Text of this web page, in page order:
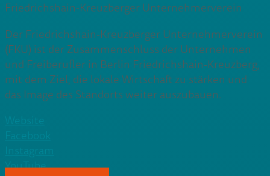
Friedrichshain-Kreuzberger Unternehmerverein
Der Friedrichshain-Kreuzberger Unternehmerverein
(FKU) ist der Zusammenschluss der Unternehmen
und Freiberufler in Berlin Friedrichshain-Kreuzberg,
mit dem Ziel, die lokale Wirtschaft zu stärken und
das Image des Standorts weiter auszubauen.
Website
Facebook
Instagram
YouTube